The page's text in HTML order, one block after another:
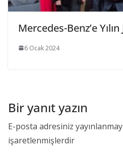
Mercedes-Benz’e
6 Ocak 2024
Bir yanıt yazın
E-posta adresiniz
işaretlenmişlerdir